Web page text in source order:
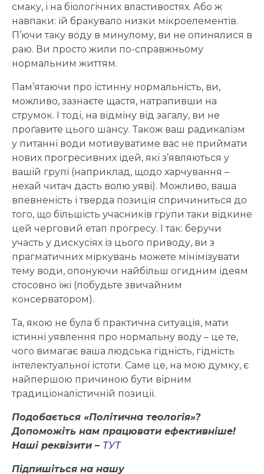
смаку, і на біологічних властивостях. Або ж
навпаки: їй бракувало низки мікроелементів.
П’ючи таку воду в минулому, ви не опинялися в
раю. Ви просто жили по-справжньому
нормальним життям.
Пам’ятаючи про істинну нормальність, ви,
можливо, зазнаєте щастя, натрапивши на
струмок. І тоді, на відміну від загалу, ви не
проґавите цього шансу. Також ваш радикалізм
у питанні води мотивуватиме вас не приймати
нових прогресивних ідей, які з’являються у
вашій групі (наприклад, щодо харчування –
нехай читач дасть волю уяві). Можливо, ваша
впевненість і тверда позиція спричиниться до
того, що більшість учасників групи таки відкине
цей черговий етап прогресу. І так: беручи
участь у дискусіях із цього приводу, ви з
прагматичних міркувань можете мінімізувати
тему води, опонуючи найбільш огидним ідеям
стосовно їжі (побудьте звичайним
консерватором).
Та, якою не була б практична ситуація, мати
істинні уявлення про нормальну воду – це те,
чого вимагає ваша людська гідність, гідність
інтелектуальної істоти. Саме це, на мою думку, є
найпершою причиною бути вірним
традиціоналістичній позиції.
Подобається «Політична теологія»?
Допоможіть нам працювати ефективніше!
Наші реквізити – ТУТ
Підпишіться на нашу